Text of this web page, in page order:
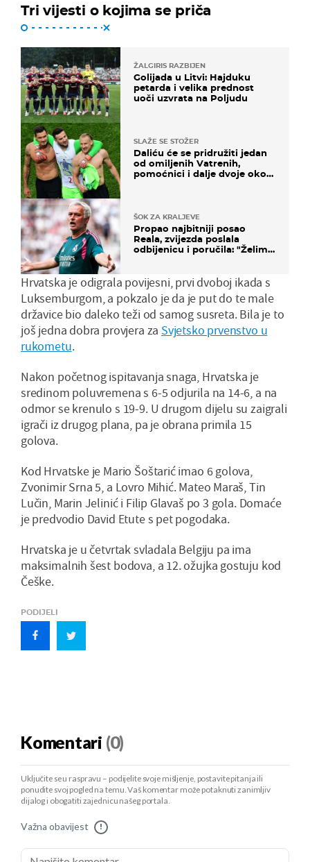
Tri vijesti o kojima se priča
ŽALGIRIS RAZBIJEN
Golijada u Litvi: Hajduku
petarda i velika prednost
uoči uzvrata na Poljudu
SLAŽE SE STOŽER
Daliću će se pridružiti jedan
od omiljenih Vatrenih,
pomoćnici i dalje dvoje oko
ŠOK ZA KRALJEVE
Propao najbitniji posao
Reala, zvijezda poslala
odbijenicu i poručila: "Želim
Hrvatska je odigrala povijesni, prvi dvoboj ikada s
Luksemburgom, a pokzalo je da je put do te male
državice bio daleko teži od samog susreta. Bila je to
još jedna dobra provjera za Svjetsko prvenstvo u
rukometu.
Nakon početnog ispitavanja snaga, Hrvatska je
sredinom poluvremena s 6-5 odjurila na 14-6, a na
odmor se krenulo s 19-9. U drugom dijelu su zaigrali
igrači iz drugog plana, pa je obrana primila 15
golova.
Kod Hrvatske je Mario Šoštarić imao 6 golova,
Zvonimir Srna 5, a Lovro Mihić. Mateo Maraš, Tin
Lučin, Marin Jelinić i Filip Glavaš po 3 gola. Domaće
je predvodio David Etute s pet pogodaka.
Hrvatska je u četvrtak svladala Belgiju pa ima
maksimalnih šest bodova, a 12. ožujka gostuju kod
Češke.
PODIJELI
Komentari (0)
Uključite se u raspravu – podijelite svoje mišljenje, postavite pitanja ili
ponudite svoj pogled na temu. Vaš komentar može potaknuti zanimljiv
dijalog i obogatiti zajednicu našeg portala.
Važna obavijest !